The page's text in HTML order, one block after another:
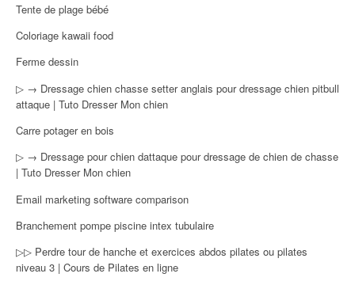
Tente de plage bébé
Coloriage kawaii food
Ferme dessin
▷ → Dressage chien chasse setter anglais pour dressage chien pitbull
attaque | Tuto Dresser Mon chien
Carre potager en bois
▷ → Dressage pour chien dattaque pour dressage de chien de chasse
| Tuto Dresser Mon chien
Email marketing software comparison
Branchement pompe piscine intex tubulaire
▷▷ Perdre tour de hanche et exercices abdos pilates ou pilates
niveau 3 | Cours de Pilates en ligne